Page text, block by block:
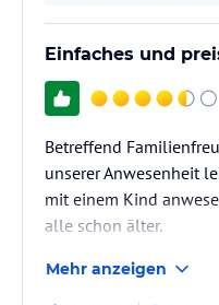
Einfaches und
Betreffend
unserer Anwesenheit
mit einem Kind
alle schon älter.
Die am nächsten zum
Mehr anzeigen